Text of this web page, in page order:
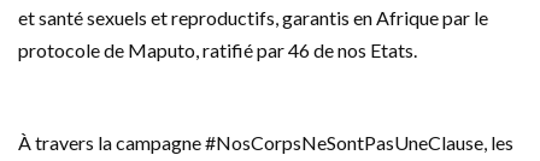
et santé sexuels et reproductifs, garantis en Afrique par le
protocole de Maputo, ratifié par 46 de nos Etats.
À travers la campagne #NosCorpsNeSontPasUneClause, les